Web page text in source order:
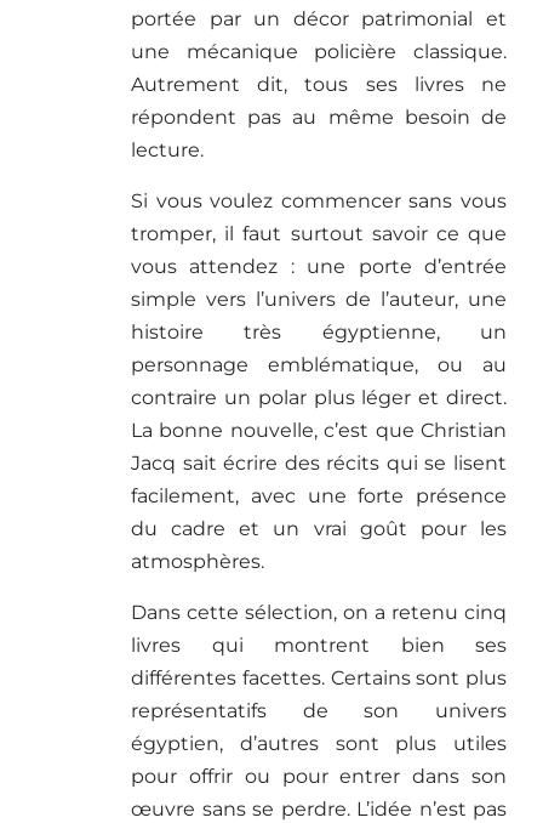
portée par un décor patrimonial et
une mécanique policière classique.
Autrement dit, tous ses livres ne
répondent pas au même besoin de
lecture.
Si vous voulez commencer sans vous
tromper, il faut surtout savoir ce que
vous attendez : une porte d’entrée
simple vers l’univers de l’auteur, une
histoire très égyptienne, un
personnage emblématique, ou au
contraire un polar plus léger et direct.
La bonne nouvelle, c’est que Christian
Jacq sait écrire des récits qui se lisent
facilement, avec une forte présence
du cadre et un vrai goût pour les
atmosphères.
Dans cette sélection, on a retenu cinq
livres qui montrent bien ses
différentes facettes. Certains sont plus
représentatifs de son univers
égyptien, d’autres sont plus utiles
pour offrir ou pour entrer dans son
œuvre sans se perdre. L’idée n’est pas